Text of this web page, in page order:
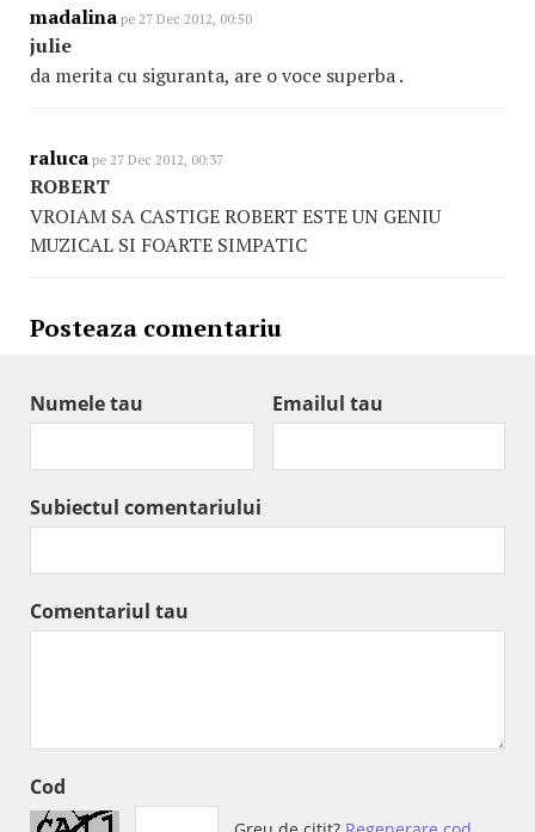
madalina pe 27 Dec 2012, 00:50
julie
da merita cu siguranta, are o voce superba .
raluca pe 27 Dec 2012, 00:37
ROBERT
VROIAM SA CASTIGE ROBERT ESTE UN GENIU
MUZICAL SI FOARTE SIMPATIC
Posteaza comentariu
Numele tau Emailul tau
Subiectul comentariului
Comentariul tau
Cod